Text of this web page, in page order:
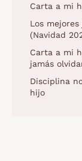
Carta a mi
Los
(Navidad
Carta a mi
jamás
Disciplina
hijo